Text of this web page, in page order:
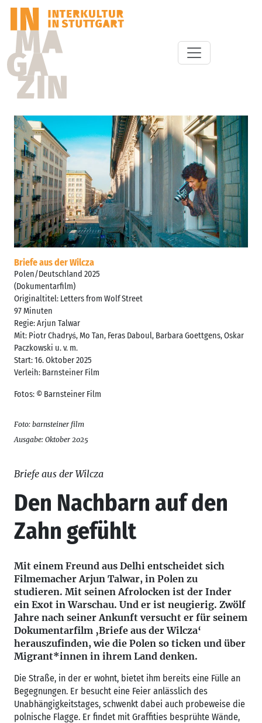
Briefe aus der Wilcza
Polen/Deutschland 2025
(Dokumentarfilm)
Originaltitel: Letters from Wolf Street
97 Minuten
Regie: Arjun Talwar
Mit: Piotr Chadryś, Mo Tan, Feras Daboul, Barbara Goettgens, Oskar
Paczkowski u. v. m.
Start: 16. Oktober 2025
Verleih: Barnsteiner Film
Fotos: © Barnsteiner Film
Foto: barnsteiner film
Ausgabe: Oktober 2025
Briefe aus der Wilcza
Den Nachbarn auf den
Zahn gefühlt
Mit einem Freund aus Delhi entscheidet sich
Filmemacher Arjun Talwar, in Polen zu
studieren. Mit seinen Afrolocken ist der Inder
ein Exot in Warschau. Und er ist neugierig. Zwölf
Jahre nach seiner Ankunft versucht er für seinem
Dokumentarfilm ‚Briefe aus der Wilcza‘
herauszufinden, wie die Polen so ticken und über
Migrant*innen in ihrem Land denken.
Die Straße, in der er wohnt, bietet ihm bereits eine Fülle an
Begegnungen. Er besucht eine Feier anlässlich des
Unabhängigkeitstages, schwenkt dabei auch probeweise die
polnische Flagge. Er findet mit Graffities besprühte Wände,